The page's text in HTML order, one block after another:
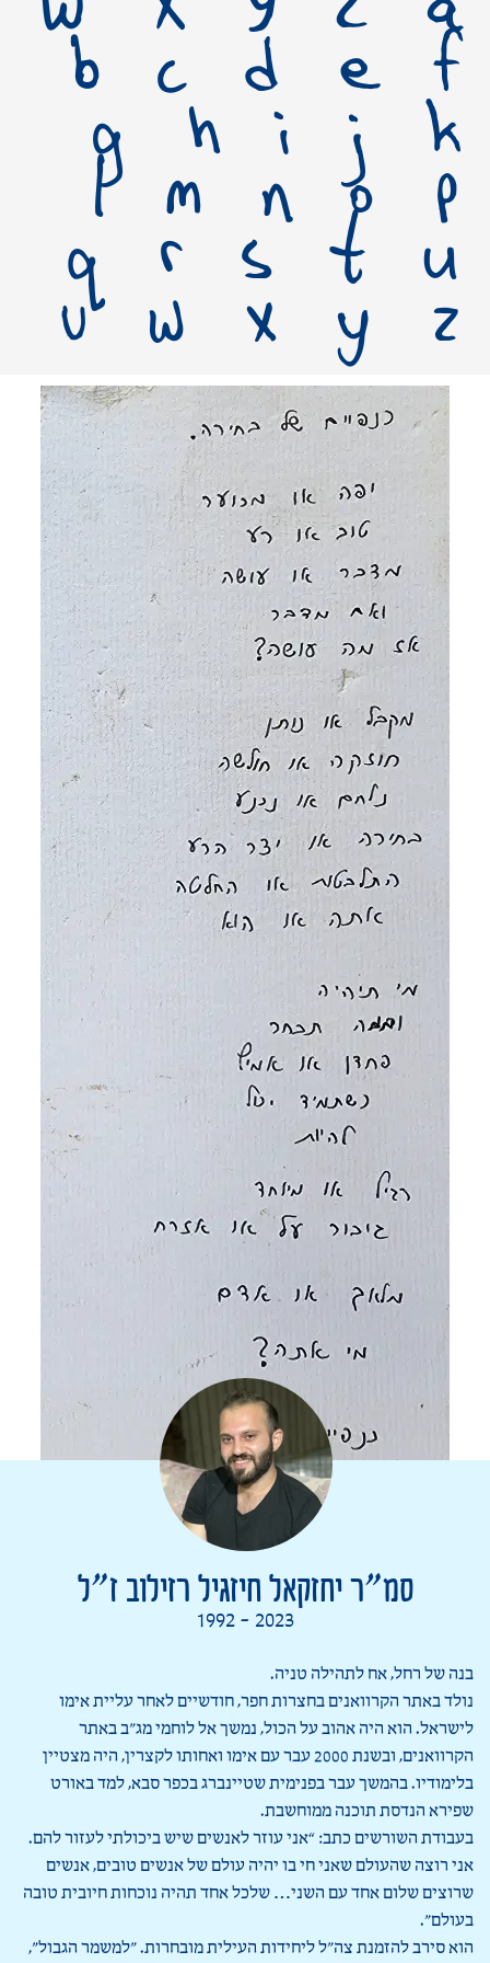
b c d e fg h i j k
v w x y z
סמ”ר יחזקאל חיזגיל רזילוב ז”ל
1992 - 2023
בנה של רחל, אח לתהילה טניה.
נולד באתר הקרוואנים בחצרות חפר, חודשיים לאחר עליית אימו
לישראל. הוא היה אהוב על הכול, נמשך אל לוחמי מג”ב באתר
הקרוואנים, ובשנת 2000 עבר עם אימו ואחותו לקצרין, היה מצטיין
בלימודיו. בהמשך עבר בפנימית שטיינברג בכפר סבא, למד באורט
שפירא הנדסת תוכנה ממוחשבת.
בעבודת השורשים כתב: “אני עוזר לאנשים שיש ביכולתי לעזור להם.
אני רוצה שהעולם שאני חי בו יהיה עולם של אנשים טובים, אנשים
שרוצים שלום אחד עם השני… שלכל אחד תהיה נוכחות חיובית טובה
בעולם”.
הוא סירב להזמנת צה”ל ליחידות העילית מובחרות. ״למשמר הגבול״,